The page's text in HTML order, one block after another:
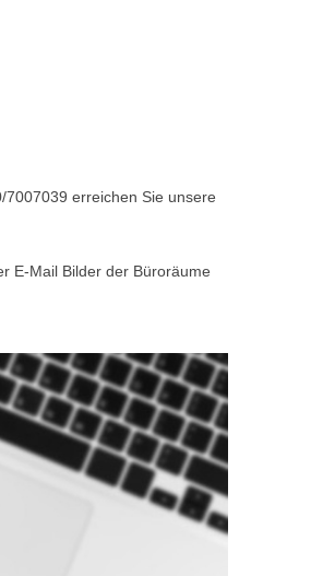
erreichen Sie unsere
E-Mail Bilder der Büroräume